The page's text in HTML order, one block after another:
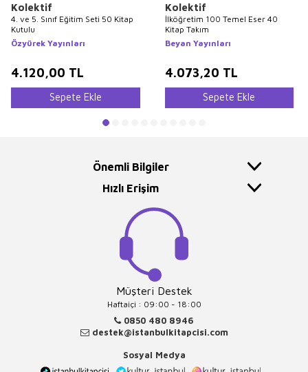
Kolektif
4. ve 5. Sınıf Eğitim Seti 50 Kitap
Kutulu
Özyürek Yayınları
4.120,00 TL
Sepete Ekle
Kolektif
İlköğretim 100 Temel Eser 40
Kitap Takım
Beyan Yayınları
4.073,20 TL
Sepete Ekle
Önemli Bilgiler
Hızlı Erişim
Müşteri Destek
Haftaiçi : 09:00 - 18:00
0850 480 8946
destek@istanbulkitapcisi.com
Sosyal Medya